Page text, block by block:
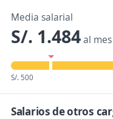
Media salarial
S/. 1.484al mes
S/. 500
Salarios de otros